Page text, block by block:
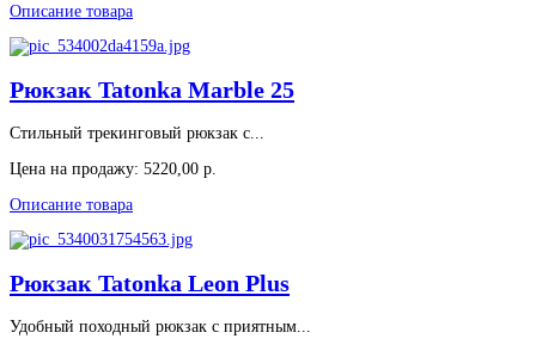
Описание товара
Рюкзак Tatonka Marble 25
Стильный трекинговый рюкзак с...
Цена на продажу: 5220,00 р.
Описание товара
Рюкзак Tatonka Leon Plus
Удобный походный рюкзак с приятным...